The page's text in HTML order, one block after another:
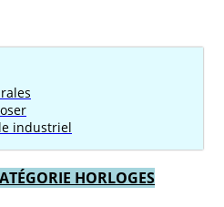
industriel
HORLOGES